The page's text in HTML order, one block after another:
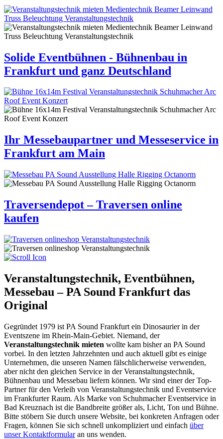
Solide Eventbühnen - Bühnenbau in
Frankfurt und ganz Deutschland
Ihr Messebaupartner und Messeservice in
Frankfurt am Main
Traversendepot – Traversen online
kaufen
Veranstaltungstechnik, Eventbühnen,
Messebau – PA Sound Frankfurt das
Original
Gegründet 1979 ist PA Sound Frankfurt ein Dinosaurier in der
Eventszene im Rhein-Main-Gebiet. Niemand, der
Veranstaltungstechnik mieten wollte kam bisher an PA Sound
vorbei. In den letzten Jahrzehnten und auch aktuell gibt es einige
Unternehmen, die unseren Namen fälschlicherweise verwenden,
aber nicht den gleichen Service in der Veranstaltungstechnik,
Bühnenbau und Messebau liefern können. Wir sind einer der Top-
Partner für den Verleih von Veranstaltungstechnik und Eventservice
im Frankfurter Raum. Als Marke von Schuhmacher Eventservice in
Bad Kreuznach ist die Bandbreite größer als, Licht, Ton und Bühne.
Bitte stöbern Sie durch unsere Website, bei konkreten Anfragen oder
Fragen, können Sie sich schnell unkompliziert und einfach über
unser Kontaktformularan uns wenden.